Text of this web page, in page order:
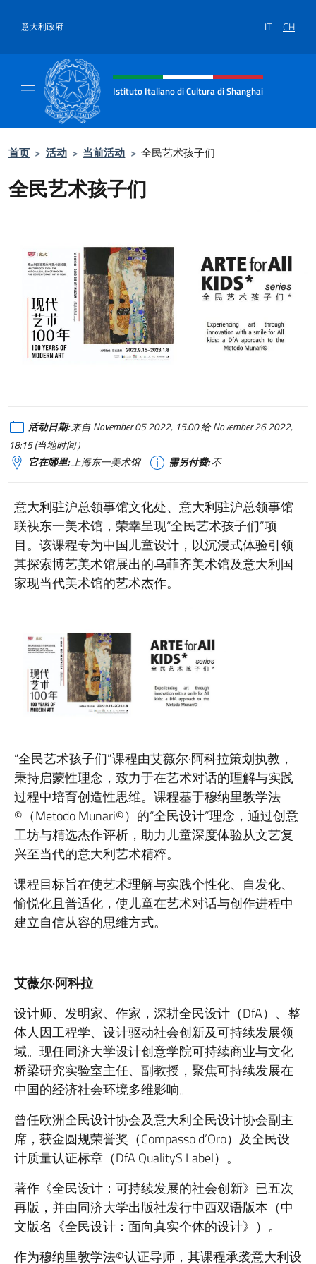
意大利政府 IT CH
标题站点、社交和菜单
Istituto Italiano di Cultura di Shanghai
首页 > 活动 > 当前活动 > 全民艺术孩子们
全民艺术孩子们
活动日期:来自 November 05 2022, 15:00 给 November 26 2022,
18:15 (当地时间）
它在哪里:上海东一美术馆 需另付费:不
意大利驻沪总领事馆文化处、意大利驻沪总领事馆
联袂东一美术馆，荣幸呈现“全民艺术孩子们”项
目。该课程专为中国儿童设计，以沉浸式体验引领
其探索博艺美术馆展出的乌菲齐美术馆及意大利国
家现当代美术馆的艺术杰作。
“全民艺术孩子们”课程由艾薇尔·阿科拉策划执教，
秉持启蒙性理念，致力于在艺术对话的理解与实践
过程中培育创造性思维。课程基于穆纳里教学法
©（Metodo Munari©）的“全民设计”理念，通过创意
工坊与精选杰作评析，助力儿童深度体验从文艺复
兴至当代的意大利艺术精粹。
课程目标旨在使艺术理解与实践个性化、自发化、
愉悦化且普适化，使儿童在艺术对话与创作进程中
建立自信从容的思维方式。
艾薇尔·阿科拉
设计师、发明家、作家，深耕全民设计（DfA）、整
体人因工程学、设计驱动社会创新及可持续发展领
域。现任同济大学设计创意学院可持续商业与文化
桥梁研究实验室主任、副教授，聚焦可持续发展在
中国的经济社会环境多维影响。
曾任欧洲全民设计协会及意大利全民设计协会副主
席，获金圆规荣誉奖（Compasso d’Oro）及全民设
计质量认证标章（DfA QualityS Label）。
著作《全民设计：可持续发展的社会创新》已五次
再版，并由同济大学出版社发行中西双语版本（中
文版名《全民设计：面向真实个体的设计》）。
作为穆纳里教学法©认证导师，其课程承袭意大利设